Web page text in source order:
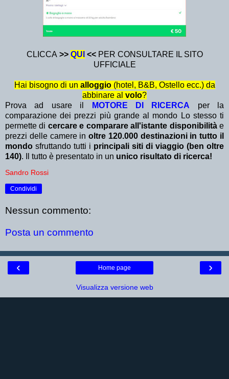
CLICCA >> QUI <<PER CONSULTARE IL SITO
UFFICIALE
Hai bisogno di un alloggio (hotel, B&B, Ostello ecc.) da
abbinare al volo?
Prova ad usare il
MOTORE DI RICERCA per la
comparazione dei prezzi più grande al mondo Lo stesso ti
permette di cercare e comparare all'istante disponibilitàe
prezzi delle camere inoltre 120.000 destinazioni in tutto il
mondo sfruttando tutti i principali siti di viaggio (ben oltre
140). Il tutto è presentato in un unico risultato di ricerca!
Sandro Rossi
Condividi
Nessun commento:
Posta un commento
‹ ›
Home page
Visualizza versione web